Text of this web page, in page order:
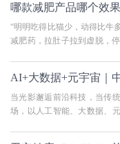
“明明吃得比猫少，动得比牛
减肥药，拉肚子拉到虚脱，
当光影邂逅前沿科技，当传
场，以人工智能、大数据、